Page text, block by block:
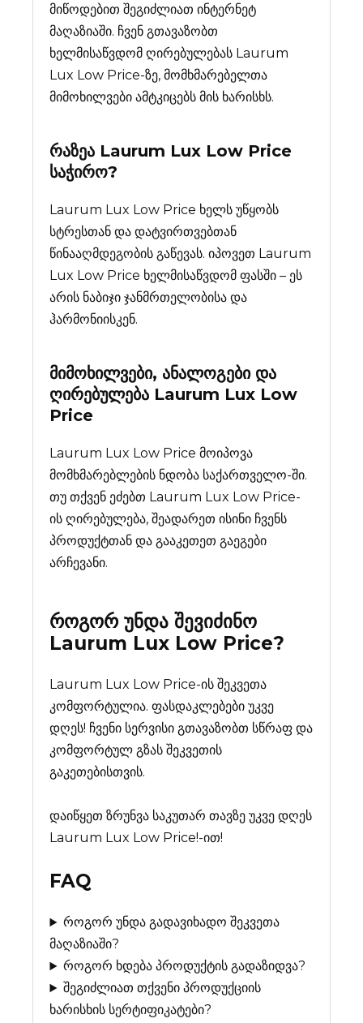
მიწოდებით შეგიძლიათ ინტერნეტ
მაღაზიაში. ჩვენ გთავაზობთ
ხელმისაწვდომ ღირებულებას Laurum
Lux Low Price-ზე, მომხმარებელთა
მიმოხილვები ამტკიცებს მის ხარისხს.
რაზეა Laurum Lux Low Price
საჭირო?
Laurum Lux Low Price ხელს უწყობს
სტრესთან და დატვირთვებთან
წინააღმდეგობის გაწევას. იპოვეთ Laurum
Lux Low Price ხელმისაწვდომ ფასში – ეს
არის ნაბიჯი ჯანმრთელობისა და
ჰარმონიისკენ.
მიმოხილვები, ანალოგები და
ღირებულება Laurum Lux Low
Price
Laurum Lux Low Price მოიპოვა
მომხმარებლების ნდობა საქართველო-ში.
თუ თქვენ ეძებთ Laurum Lux Low Price-
ის ღირებულება, შეადარეთ ისინი ჩვენს
პროდუქტთან და გააკეთეთ გაეგები
არჩევანი.
როგორ უნდა შევიძინო
Laurum Lux Low Price?
Laurum Lux Low Price-ის შეკვეთა
კომფორტულია. ფასდაკლებები უკვე
დღეს! ჩვენი სერვისი გთავაზობთ სწრაფ და
კომფორტულ გზას შეკვეთის
გაკეთებისთვის.
დაიწყეთ ზრუნვა საკუთარ თავზე უკვე დღეს
Laurum Lux Low Price!-ით!
FAQ
როგორ უნდა გადავიხადო შეკვეთა
მაღაზიაში?
როგორ ხდება პროდუქტის გადაზიდვა?
შეგიძლიათ თქვენი პროდუქციის
ხარისხის სერტიფიკატები?